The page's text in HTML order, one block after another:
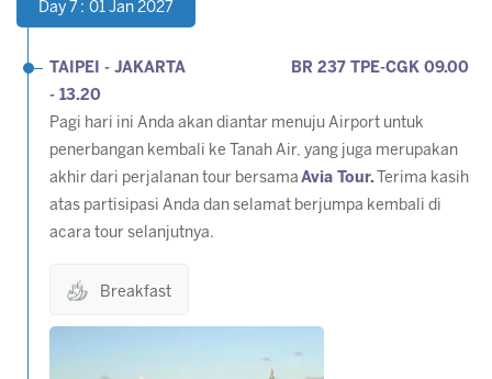
Day 7 : 01 Jan 2027
TAIPEI - JAKARTA
BR 237 TPE-CGK 09.00
- 13.20
Pagi hari ini Anda akan diantar menuju Airport untuk
penerbangan kembali ke Tanah Air, yang juga merupakan
akhir dari perjalanan tour bersama Avia Tour.
Terima kasih
atas partisipasi Anda dan selamat berjumpa kembali di
acara tour selanjutnya.
Breakfast